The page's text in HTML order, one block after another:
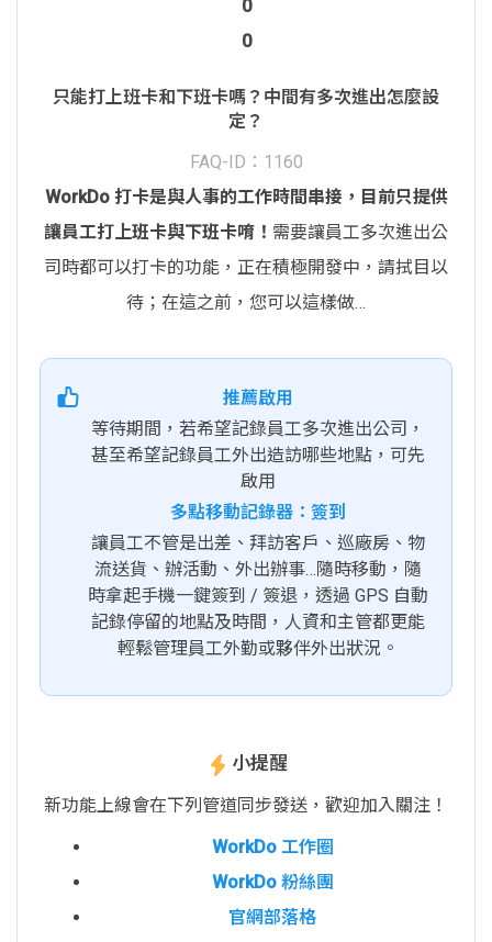
0
0
只能打上班卡和下班卡嗎？中間有多次進出怎麼設
定？
FAQ-ID：1160
WorkDo 打卡是與人事的工作時間串接，目前只提供
讓員工打上班卡與下班卡唷！ 需要讓員工多次進出公
司時都可以打卡的功能，正在積極開發中，請拭目以
待；在這之前，您可以這樣做…
推薦啟用
等待期間，若希望記錄員工多次進出公司，
甚至希望記錄員工外出造訪哪些地點，可先
啟用
多點移動記錄器：簽到
讓員工不管是出差、拜訪客戶、巡廠房、物
流送貨、辦活動、外出辦事…隨時移動，隨
時拿起手機一鍵簽到 / 簽退，透過 GPS 自動
記錄停留的地點及時間，人資和主管都更能
輕鬆管理員工外勤或夥伴外出狀況。
小提醒
新功能上線會在下列管道同步發送，歡迎加入關注！
WorkDo 工作圈
WorkDo 粉絲團
官網部落格